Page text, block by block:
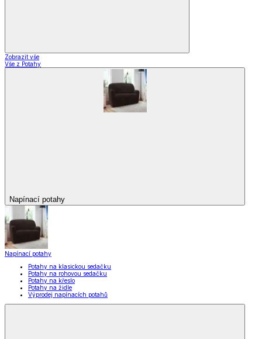
Zobrazit vše
Vše z Potahy
Napínací potahy
Napínací potahy
Potahy na klasickou sedačku
Potahy na rohovou sedačku
Potahy na křeslo
Potahy na židle
Výprodej napínacích potahů